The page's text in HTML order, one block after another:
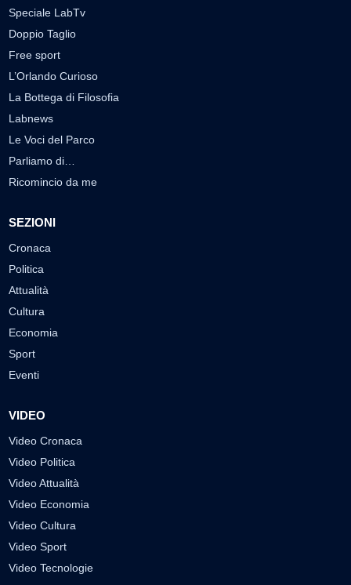
Speciale LabTv
Doppio Taglio
Free sport
L’Orlando Curioso
La Bottega di Filosofia
Labnews
Le Voci del Parco
Parliamo di…
Ricomincio da me
SEZIONI
Cronaca
Politica
Attualità
Cultura
Economia
Sport
Eventi
VIDEO
Video Cronaca
Video Politica
Video Attualità
Video Economia
Video Cultura
Video Sport
Video Tecnologie